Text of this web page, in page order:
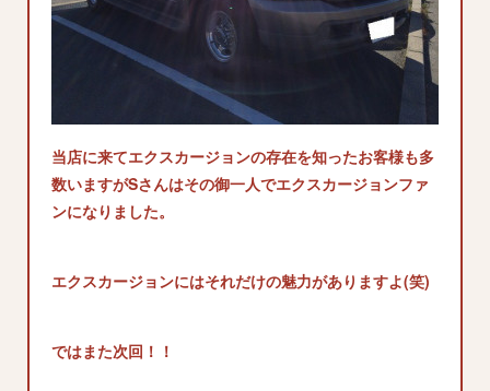
当店に来てエクスカージョンの存在を知ったお客様も多
数いますがSさんはその御一人でエクスカージョンファ
ンになりました。
エクスカージョンにはそれだけの魅力がありますよ(笑)
ではまた次回！！